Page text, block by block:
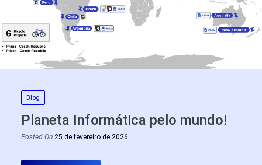
Blog
Planeta Informática pelo mundo!
Posted On 25 de fevereiro de 2026